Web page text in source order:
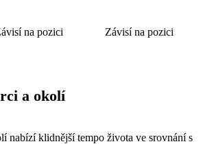
na pozici Závisí na pozici
a okolí
nabízí klidnější tempo života ve srovnání s